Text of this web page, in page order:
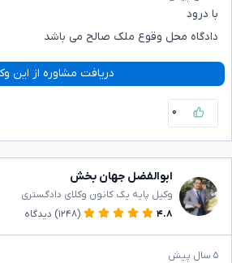
با درود
دادگاه محل وقوع ملک صالح می باشد
دریافت مشاوره از این
۰
ابوالفضل جهان بخش
وکیل پایه یک کانون وکلای دادگستری
۴.۸
(۱۲۴۸) دیدگاه
۵ سال پیش